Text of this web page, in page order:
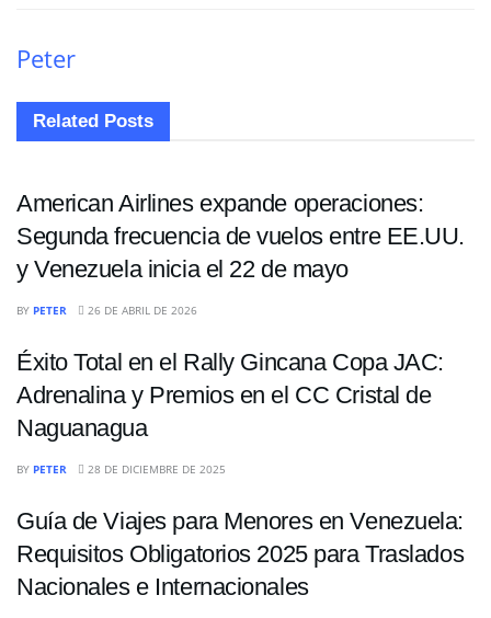
Peter
Related Posts
NACIONALES
American Airlines expande operaciones:
Segunda frecuencia de vuelos entre EE.UU.
y Venezuela inicia el 22 de mayo
BY PETER 26 DE ABRIL DE 2026
Éxito Total en el Rally Gincana Copa JAC:
Adrenalina y Premios en el CC Cristal de
Naguanagua
BY PETER 28 DE DICIEMBRE DE 2025
Guía de Viajes para Menores en Venezuela:
Requisitos Obligatorios 2025 para Traslados
Nacionales e Internacionales